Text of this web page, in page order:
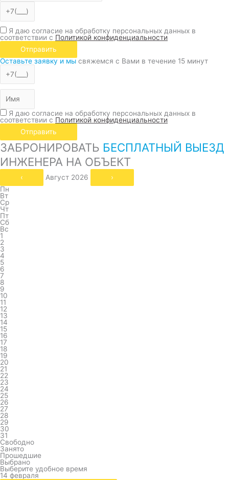
Я даю согласие на обработку персональных данных в
соответствии с Политикой конфиденциальности
Отправить
Оставьте заявку и мысвяжемся с Вами в течение 15 минут
Я даю согласие на обработку персональных данных в
соответствии с Политикой конфиденциальности
Отправить
ЗАБРОНИРОВАТЬ БЕСПЛАТНЫЙ ВЫЕЗД
ИНЖЕНЕРА НА ОБЪЕКТ
‹ Август 2026
›
Пн
Вт
Ср
Чт
Пт
Сб
Вс
1
2
3
4
5
6
7
8
9
10
11
12
13
14
15
16
17
18
19
20
21
22
23
24
25
26
27
28
29
30
31
Свободно
Занято
Прошедшие
Выбрано
Выберите удобное время
14 февраля